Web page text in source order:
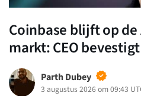
Coinbase blijft op
markt: CEO bevestigt
Parth Dubey
3 augustus 2026 om 09:43